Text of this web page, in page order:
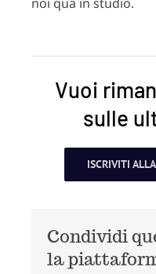
Vuoi
sulle
ISCRIVITI
Condividi
la